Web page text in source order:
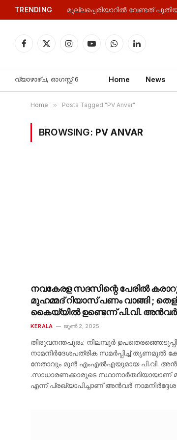
TRENDING
Facebook
X
InstagramYouTubeWhatsAppLinkedIn
വ്യാഴാഴ്‌ച, ഓഗസ്റ്റ്‌ 6 Home News
Home » Posts Tagged "PV Anvar"
BROWSING: PV ANVAR
നവകേരള സദസിന്റെ പേരിൽ
മുഹമ്മദ് റിയാസ് പണം വാങ്ങി ;
കൈയ്യിൽ ഉണ്ടെന്ന് പി.വി. അൻവർ
KERALA ജൂൺ 2, 2025
തിരുവനന്തപുരം: നിലമ്പൂർ
നാമനിർദേശപത്രിക സമർപ്പിച്ച്
നേതാവും മുൻ എംഎൽഎയുമായ പി.വി.
.സാധാരണക്കാരുടെ സ്ഥാനാർത്ഥിയായാണ്
എന്ന് പ്രഖ്യാപിച്ചാണ് അൻവർ